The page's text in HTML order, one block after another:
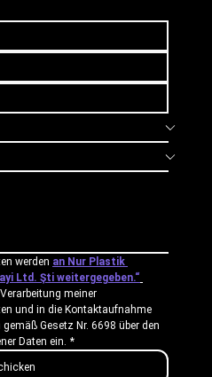
werden an Nur Plastik
Ltd. Şti weitergegeben.“
meiner
und in die Kontaktaufnahme
Gesetz Nr. 6698 über den
Daten ein. *